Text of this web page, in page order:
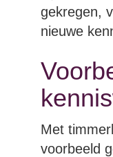
gekregen,
nieuwe
Met
voorbeeld